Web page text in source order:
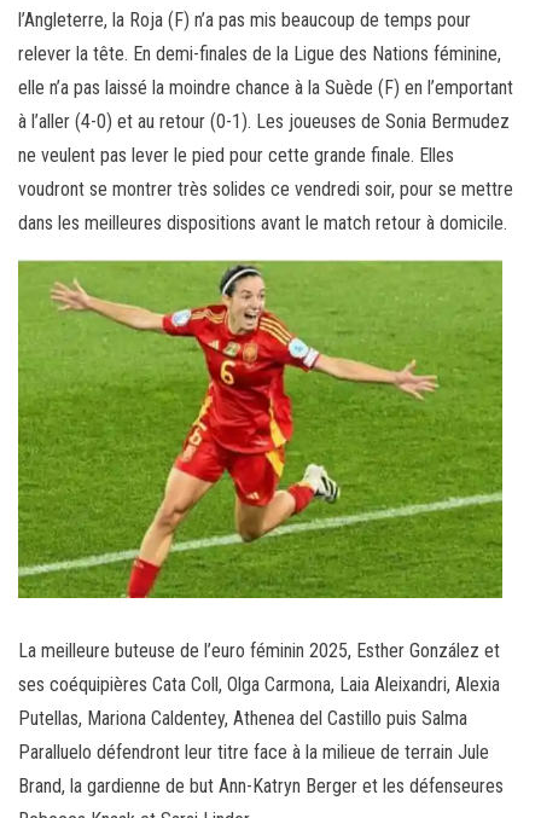
l’Angleterre, la Roja (F) n’a pas mis beaucoup de temps pour
relever la tête. En demi-finales de la Ligue des Nations féminine,
elle n’a pas laissé la moindre chance à la Suède (F) en l’emportant
à l’aller (4-0) et au retour (0-1). Les joueuses de Sonia Bermudez
ne veulent pas lever le pied pour cette grande finale. Elles
voudront se montrer très solides ce vendredi soir, pour se mettre
dans les meilleures dispositions avant le match retour à domicile.
La meilleure buteuse de l’euro féminin 2025, Esther González et
ses coéquipières Cata Coll, Olga Carmona, Laia Aleixandri, Alexia
Putellas, Mariona Caldentey, Athenea del Castillo puis Salma
Paralluelo défendront leur titre face à la milieue de terrain Jule
Brand, la gardienne de but Ann-Katryn Berger et les défenseures